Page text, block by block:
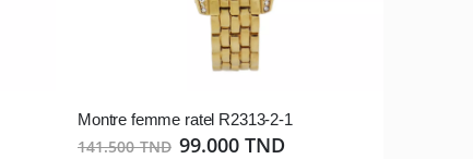
Montre femme ratel R2313-2-1
141.500 TND 99.000 TND